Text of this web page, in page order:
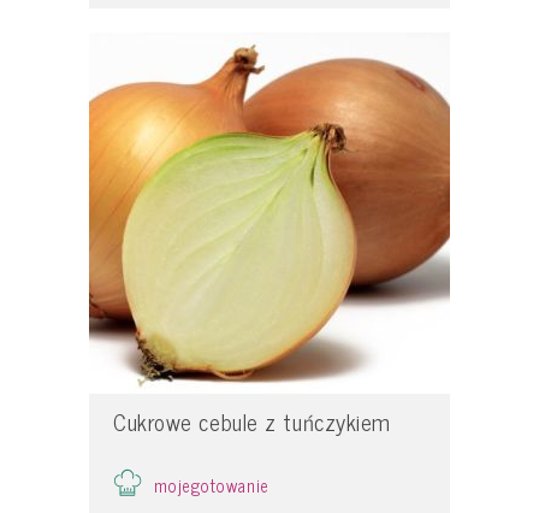
Cukrowe cebule z tuńczykiem
mojegotowanie